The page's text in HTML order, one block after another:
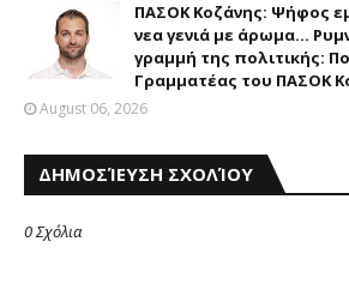
ΠΑΣΟΚ Κοζάνης: Ψήφος
νεα γενιά με άρωμα...
γραμμή της πολιτικής:
Γραμματέας του ΠΑΣΟΚ
August 06, 2026
ΔΗΜΟΣΊΕΥΣΗ ΣΧΟΛΊΟΥ
0 Σχόλια